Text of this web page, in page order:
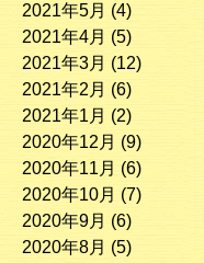
2021年5月 (4)
2021年4月 (5)
2021年3月 (12)
2021年2月 (6)
2021年1月 (2)
2020年12月 (9)
2020年11月 (6)
2020年10月 (7)
2020年9月 (6)
2020年8月 (5)